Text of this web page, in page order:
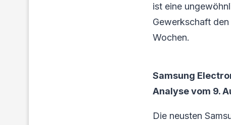
ist eine
Gewerkschaft
Wochen.
Samsung
Analyse vom 9.
Die neusten